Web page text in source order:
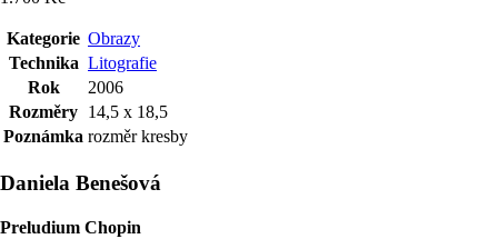
Kategorie Obrazy
Technika Litografie
Rok
2006
Rozměry 14,5 x 18,5
Poznámka rozměr kresby
Daniela Benešová
Preludium Chopin